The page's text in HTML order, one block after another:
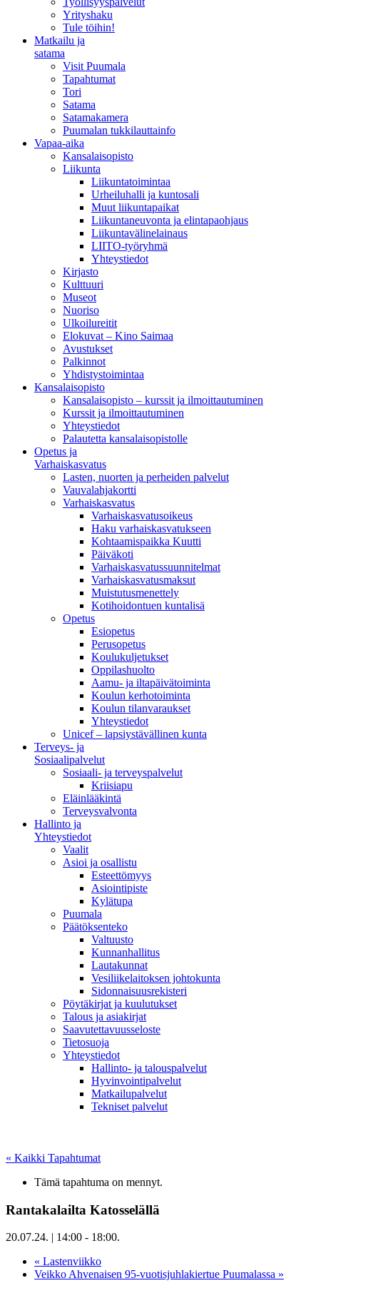
Yrityshaku
Tule töihin!
Matkailu ja
satama
Visit Puumala
Tapahtumat
Tori
Satama
Satamakamera
Puumalan tukkilauttainfo
Vapaa-aika
Kansalaisopisto
Liikunta
Liikuntatoimintaa
Urheiluhalli ja kuntosali
Muut liikuntapaikat
Liikuntaneuvonta ja elintapaohjaus
Liikuntavälinelainaus
LIITO-työryhmä
Yhteystiedot
Kirjasto
Kulttuuri
Museot
Nuoriso
Ulkoilureitit
Elokuvat – Kino Saimaa
Avustukset
Palkinnot
Yhdistystoimintaa
Kansalaisopisto
Kansalaisopisto – kurssit ja ilmoittautuminen
Kurssit ja ilmoittautuminen
Yhteystiedot
Palautetta kansalaisopistolle
Opetus ja
Varhaiskasvatus
Lasten, nuorten ja perheiden palvelut
Vauvalahjakortti
Varhaiskasvatus
Varhaiskasvatusoikeus
Haku varhaiskasvatukseen
Kohtaamispaikka Kuutti
Päiväkoti
Varhaiskasvatussuunnitelmat
Varhaiskasvatusmaksut
Muistutusmenettely
Kotihoidontuen kuntalisä
Opetus
Esiopetus
Perusopetus
Koulukuljetukset
Oppilashuolto
Aamu- ja iltapäivätoiminta
Koulun kerhotoiminta
Koulun tilanvaraukset
Yhteystiedot
Unicef – lapsiystävällinen kunta
Terveys- ja
Sosiaalipalvelut
Sosiaali- ja terveyspalvelut
Kriisiapu
Eläinlääkintä
Terveysvalvonta
Hallinto ja
Yhteystiedot
Vaalit
Asioi ja osallistu
Esteettömyys
Asiointipiste
Kylätupa
Puumala
Päätöksenteko
Valtuusto
Kunnanhallitus
Lautakunnat
Vesiliikelaitoksen johtokunta
Sidonnaisuusrekisteri
Pöytäkirjat ja kuulutukset
Talous ja asiakirjat
Saavutettavuusseloste
Tietosuoja
Yhteystiedot
Hallinto- ja talouspalvelut
Hyvinvointipalvelut
Matkailupalvelut
Tekniset palvelut
« Kaikki Tapahtumat
Tämä tapahtuma on mennyt.
Rantakalailta Katosselällä
20.07.24. | 14:00 - 18:00.
« Lastenviikko
Veikko Ahvenaisen 95-vuotisjuhlakiertue Puumalassa »